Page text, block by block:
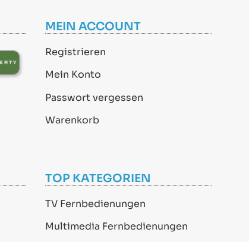
MEIN ACCOUNT
Registrieren
Mein Konto
Passwort vergessen
Warenkorb
TOP KATEGORIEN
TV Fernbedienungen
Multimedia Fernbedienungen